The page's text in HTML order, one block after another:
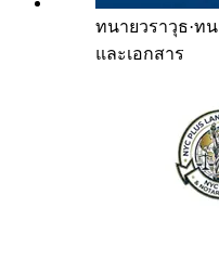
ทนายวราวุธ·ทน
และเอกสาร